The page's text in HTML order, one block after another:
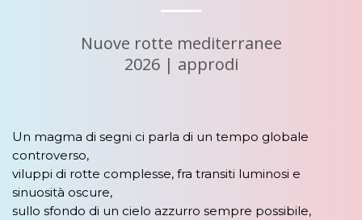
Nuove rotte mediterranee
2026 | approdi
Un magma di segni ci parla di un tempo globale
controverso,
viluppi di rotte complesse, fra transiti luminosi e
sinuosità oscure,
sullo sfondo di un cielo azzurro sempre possibile,